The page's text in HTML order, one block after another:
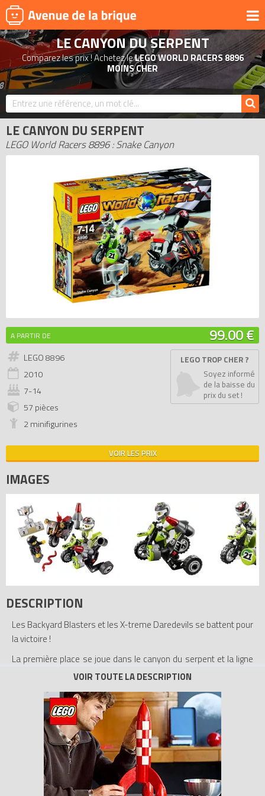
UNIVERS
PRODUITS DÉRIVÉS
NOUVEAUTÉS
LEGO 2026
BONS PLANS
ACTUALITÉS
ASSOCIATIONS DE FANS
EXPOSITIONS LEGO
LEGO LES PLUS CHERS
DERNIERS LEGO AJOUTÉS
LE CANYON DU SERPENT
Comparez les prix ! Achetez leLEGO WORLD RACERS 8896
MOINS CHER
LE CANYON DU SERPENT
LEGO World Racers 8896 : Snake Canyon
A PARTIR DE 99.00 €
LEGO 8896
2010
7-14
57 pièces
2 minifigurines
LEGO TROP CHER ?
Soyez informé
de la baisse du
prix du set !
VOIR LES PRIX
IMAGES
DESCRIPTION
Les Backyard Blasters et les X-treme Daredevils se battent pour
la victoire !
La première place se joue dans le canyon du serpent et la ligne
d'arrivée n'est plus très loin ! Chaque équipe utilise tous les
de la dynamite et des missiles ! Qui, des Backyard Blasters ou
des X-treme Daredevils, franchira la ligne d'arrivée en tête ?
- Cet ensemble contient 2 figurines : Backyard Blaster Bart
Blaster et X-treme Daredevil REX-treme
- L'ensemble comprend 2 voitures de course : 1 Backyard
Blaster et 1 X-treme Daredevil
- Les accessoires comprennent un serpent, un podium et un